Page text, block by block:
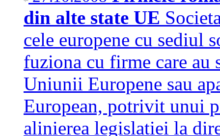
din alte state UE
cele europene cu sediul
fuziona cu firme care au
Uniunii Europene sau
European, potrivit unui
alinierea legislatiei la